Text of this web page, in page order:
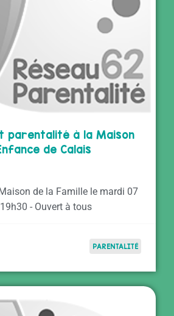
parentalité à la Maison
de Calais
de la Famille le mardi 07
- Ouvert à tous
PARENTALITÉ